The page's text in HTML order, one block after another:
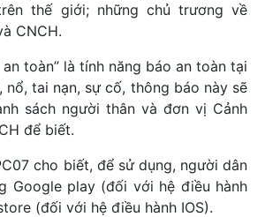
thế giới; những chủ trương về
CNCH.
an toàn” là tính năng báo an toàn tại
nổ, tai nạn, sự cố, thông báo này sẽ
sách người thân và đơn vị Cảnh
để biết.
cho biết, để sử dụng, người dân
Google play (đối với hệ điều hành
(đối với hệ điều hành IOS).